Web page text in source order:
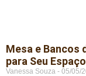
Mesa e Bancos
para Seu Espaço
Vanessa Souza 05/05/